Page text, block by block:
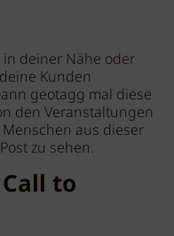
deiner Nähe oder
Kunden
geotagg mal diese
den Veranstaltungen
aus dieser
zu sehen.
to